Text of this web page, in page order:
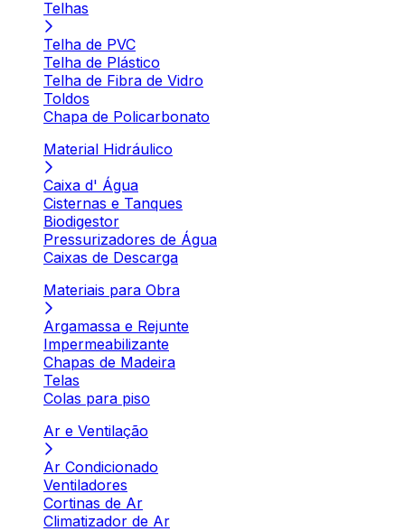
Telhas
Telha de PVC
Telha de Plástico
Telha de Fibra de Vidro
Toldos
Chapa de Policarbonato
Material Hidráulico
Caixa d' Água
Cisternas e Tanques
Biodigestor
Pressurizadores de Água
Caixas de Descarga
Materiais para Obra
Argamassa e Rejunte
Impermeabilizante
Chapas de Madeira
Telas
Colas para piso
Ar e Ventilação
Ar Condicionado
Ventiladores
Cortinas de Ar
Climatizador de Ar